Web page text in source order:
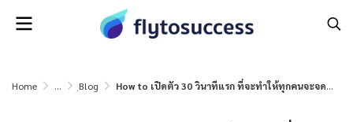
Home ... ฺBlog How to เปิดตัว 30 วินาทีแรก ที่จะทำให้ทุกคนจะจดจำคุณตลอดไป